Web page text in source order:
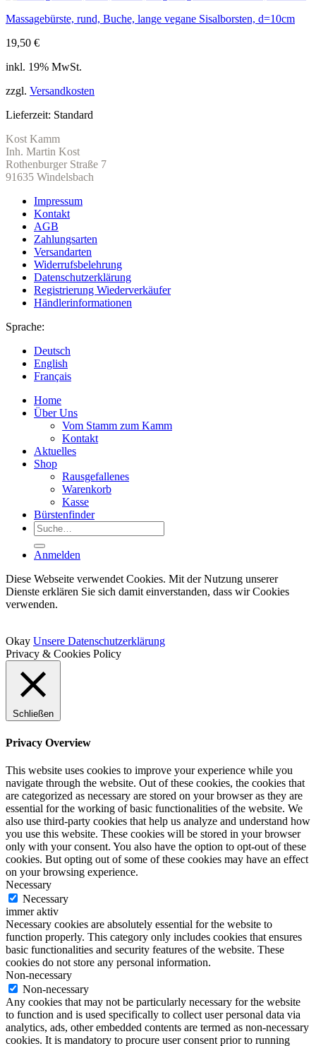
Massagebürste, rund, Buche, lange vegane Sisalborsten, d=10cm
19,50 €
inkl. 19% MwSt.
zzgl. Versandkosten
Lieferzeit: Standard
Kost Kamm
Inh. Martin Kost
Rothenburger Straße 7
91635 Windelsbach
Impressum
Kontakt
AGB
Zahlungsarten
Versandarten
Widerrufsbelehrung
Datenschutzerklärung
Registrierung Wiederverkäufer
Händlerinformationen
Sprache:
Deutsch
English
Français
Home
Über Uns
Vom Stamm zum Kamm
Kontakt
Aktuelles
Shop
Rausgefallenes
Warenkorb
Kasse
Bürstenfinder
Suche
nach:
Anmelden
Diese Webseite verwendet Cookies. Mit der Nutzung unserer
Dienste erklären Sie sich damit einverstanden, dass wir Cookies
verwenden.
Okay Unsere Datenschutzerklärung
Privacy & Cookies Policy
Schließen
Privacy Overview
This website uses cookies to improve your experience while you
navigate through the website. Out of these cookies, the cookies that
are categorized as necessary are stored on your browser as they are
essential for the working of basic functionalities of the website. We
also use third-party cookies that help us analyze and understand how
you use this website. These cookies will be stored in your browser
only with your consent. You also have the option to opt-out of these
cookies. But opting out of some of these cookies may have an effect
on your browsing experience.
Necessary
Necessary
immer aktiv
Necessary cookies are absolutely essential for the website to
function properly. This category only includes cookies that ensures
basic functionalities and security features of the website. These
cookies do not store any personal information.
Non-necessary
Non-necessary
Any cookies that may not be particularly necessary for the website
to function and is used specifically to collect user personal data via
analytics, ads, other embedded contents are termed as non-necessary
cookies. It is mandatory to procure user consent prior to running